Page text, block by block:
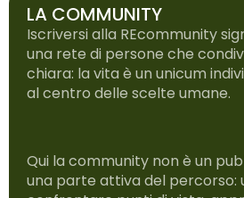
LA COMMUNITY
Iscriversi alla REcommunity
una rete di persone che
chiara: la vita è un unicum
al centro delle scelte umane.
Qui la community non è un
una parte attiva del percorso: